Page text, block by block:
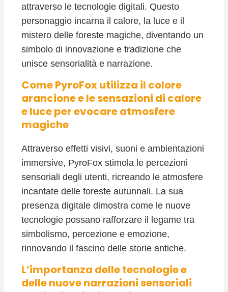
attraverso le tecnologie digitali. Questo
personaggio incarna il calore, la luce e il
mistero delle foreste magiche, diventando un
simbolo di innovazione e tradizione che
unisce sensorialità e narrazione.
Come PyroFox utilizza il colore
arancione e le sensazioni di calore
e luce per evocare atmosfere
magiche
Attraverso effetti visivi, suoni e ambientazioni
immersive, PyroFox stimola le percezioni
sensoriali degli utenti, ricreando le atmosfere
incantate delle foreste autunnali. La sua
presenza digitale dimostra come le nuove
tecnologie possano rafforzare il legame tra
simbolismo, percezione e emozione,
rinnovando il fascino delle storie antiche.
L’importanza delle tecnologie e
delle nuove narrazioni sensoriali